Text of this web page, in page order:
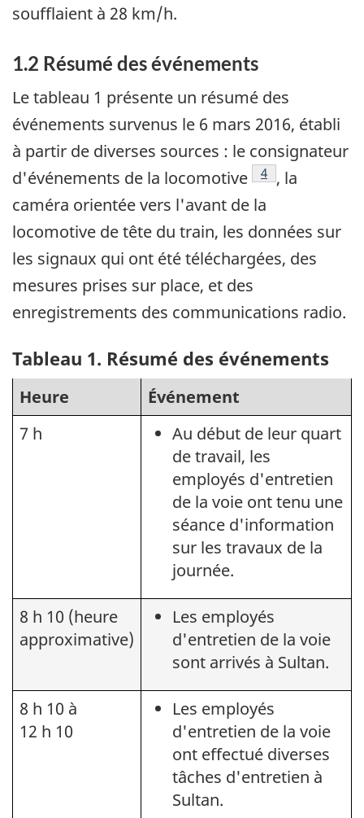
soufflaient à 28 km/h.
1.2 Résumé des événements
Le tableau 1 présente un résumé des
événements survenus le 6 mars 2016, établi
à partir de diverses sources : le consignateur
d'événements de la locomotive
Note de bas de
4 , la
caméra orientée vers l'avant de la
locomotive de tête du train, les données sur
les signaux qui ont été téléchargées, des
mesures prises sur place, et des
enregistrements des communications radio.
Tableau 1. Résumé des événements
Heure
Événement
7 h
Au début de leur quart
de travail, les
employés d'entretien
de la voie ont tenu une
séance d'information
sur les travaux de la
journée.
8 h 10 (heure
approximative)
Les employés
d'entretien de la voie
sont arrivés à Sultan.
8 h 10 à
12 h 10
Les employés
d'entretien de la voie
ont effectué diverses
tâches d'entretien à
Sultan.